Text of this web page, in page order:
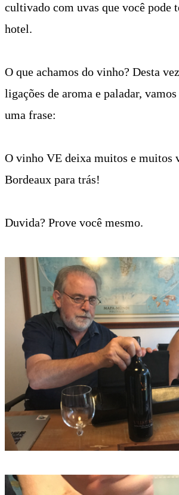
cultivado com uvas que você pode
hotel.
O que achamos do vinho? Desta
ligações de aroma e paladar,
uma frase:
O vinho VE deixa muitos e muitos
Bordeaux para trás!
Duvida? Prove você mesmo.